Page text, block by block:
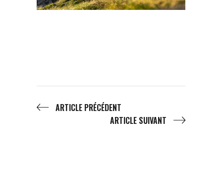
ARTICLE PRÉCÉDENT
ARTICLE SUIVANT